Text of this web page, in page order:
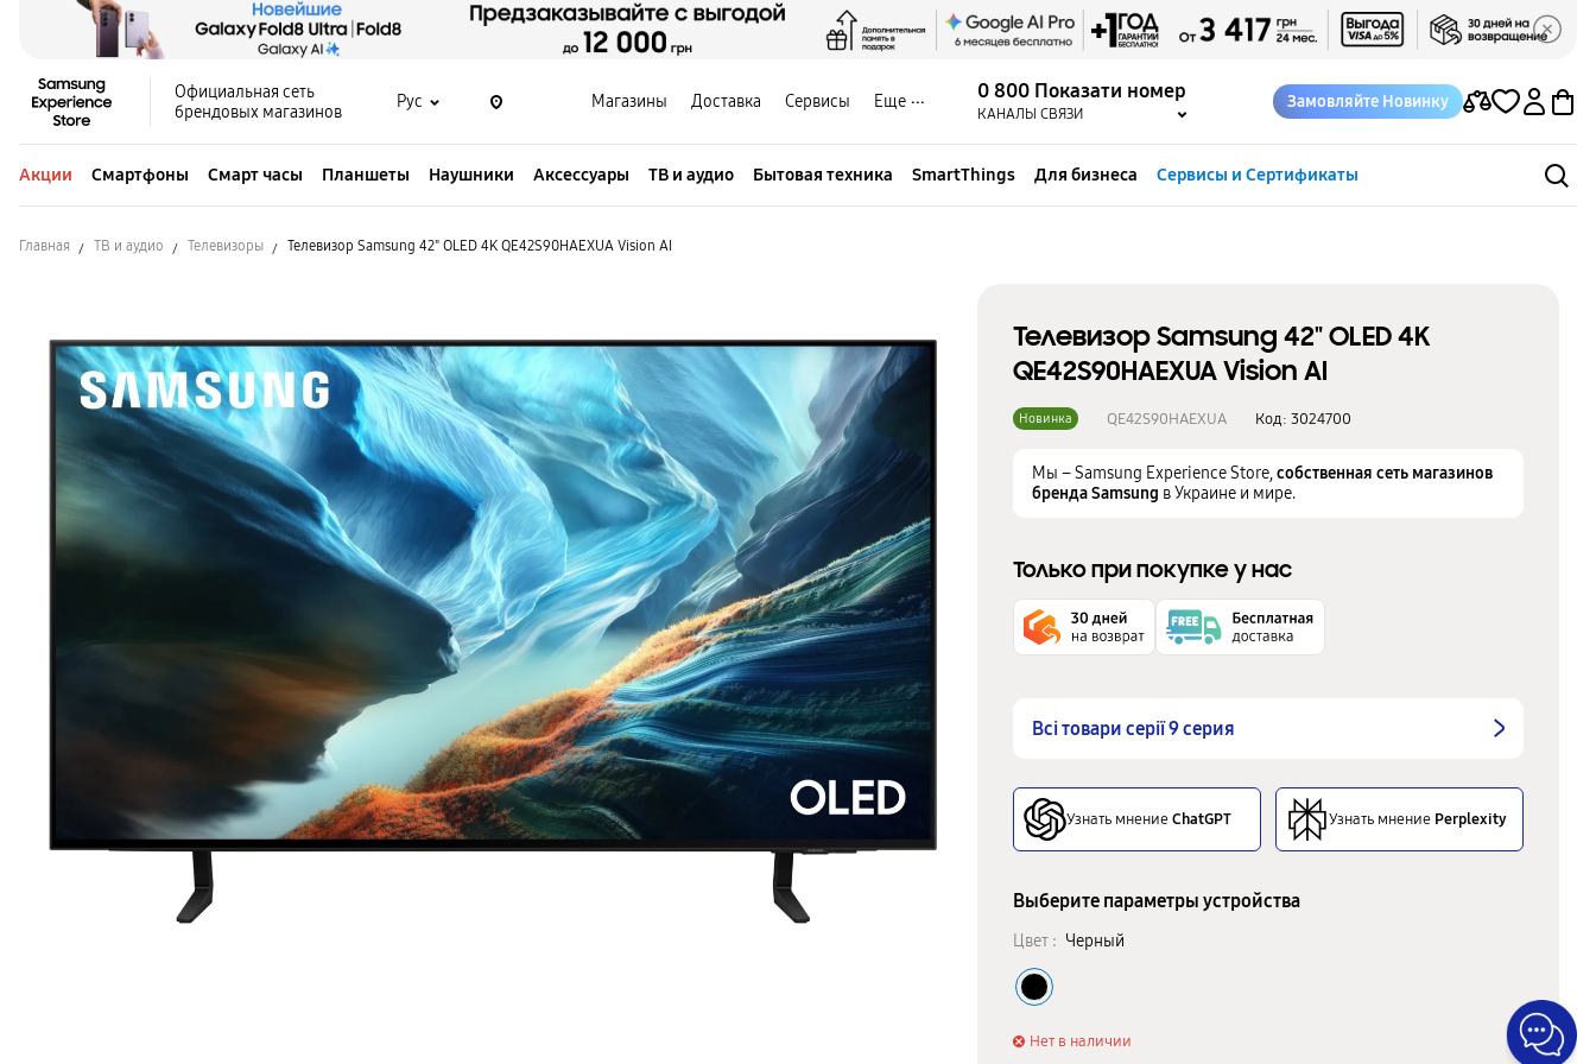
Официальная сеть
брендовых магазинов
Рус Магазины Доставка Сервисы Еще 0 800 Показати номер
КАНАЛЫ СВЯЗИ
Замовляйте Новинку
Акции Смартфоны Смарт часы Планшеты Наушники Аксессуары ТВ и аудио Бытовая техника SmartThings Для бизнеса Сервисы и Сертификаты
Главная ТВ и аудио Телевизоры Телевизор Samsung 42" OLED 4K QE42S90HAEXUA Vision AI
Телевизор Samsung 42" OLED 4K
QE42S90HAEXUA Vision AI
Новинка QE42S90HAEXUA Код: 3024700
Мы – Samsung Experience Store,собственная сеть магазинов
бренда Samsung в Украине и мире.
Только при покупке у нас
Всі товари серії 9 серия
Узнать мнениеChatGPT Узнать мнение Perplexity
Выберите параметры устройства
Цвет : Черный
Нет в наличии